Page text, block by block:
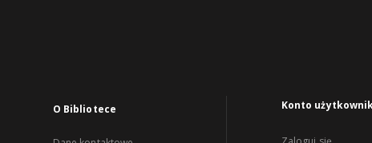
O Bibliotece Konto